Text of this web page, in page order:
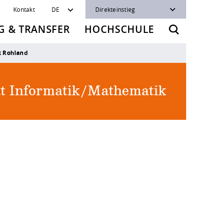
Kontakt DE Direkteinstieg
& TRANSFER HOCHSCHULE
Rohland
Informatik/Mathematik